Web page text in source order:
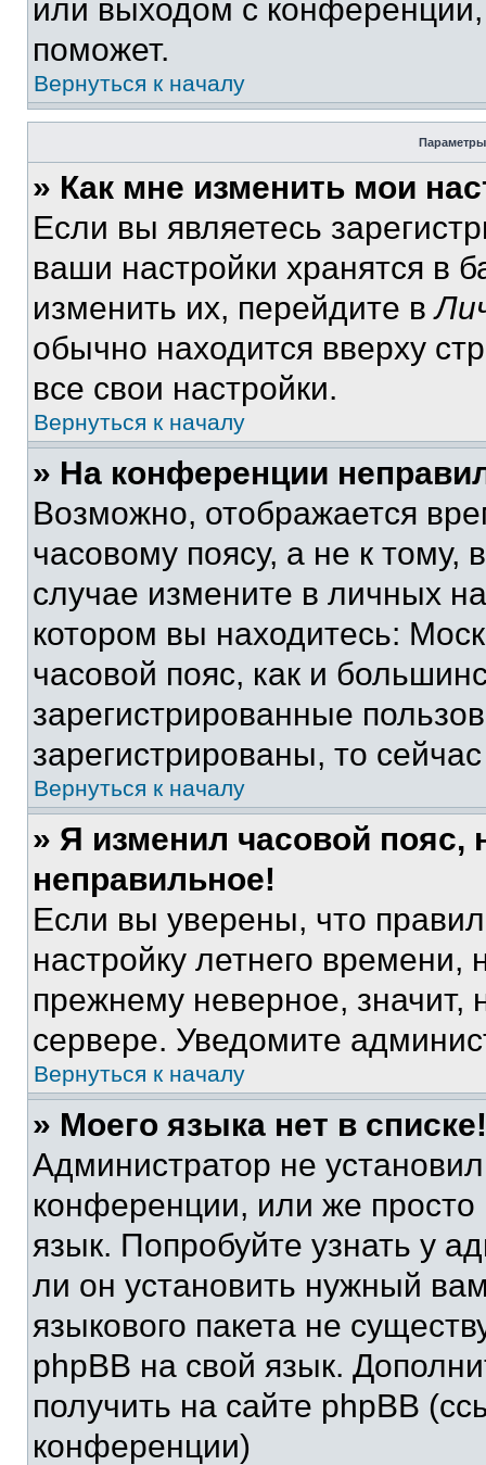
или выходом с
поможет.
Вернуться к началу
Параметры
» Как мне изменить мои
Если вы являетесь
ваши настройки хранятся в
изменить их, перейдите в
обычно находится вверху
все свои настройки.
Вернуться к началу
» На конференции
Возможно, отображается
часовому поясу, а не к тому,
случае измените в личных
котором вы находитесь:
часовой пояс, как и
зарегистрированные
зарегистрированы, то
Вернуться к началу
» Я изменил часовой пояс,
неправильное!
Если вы уверены, что
настройку летнего
прежнему неверное, значит,
сервере. Уведомите
Вернуться к началу
» Моего языка нет в списке!
Администратор не
конференции, или же
язык. Попробуйте узнать у
ли он установить нужный
языкового пакета не
phpBB на свой язык.
получить на сайте phpBB
конференции)